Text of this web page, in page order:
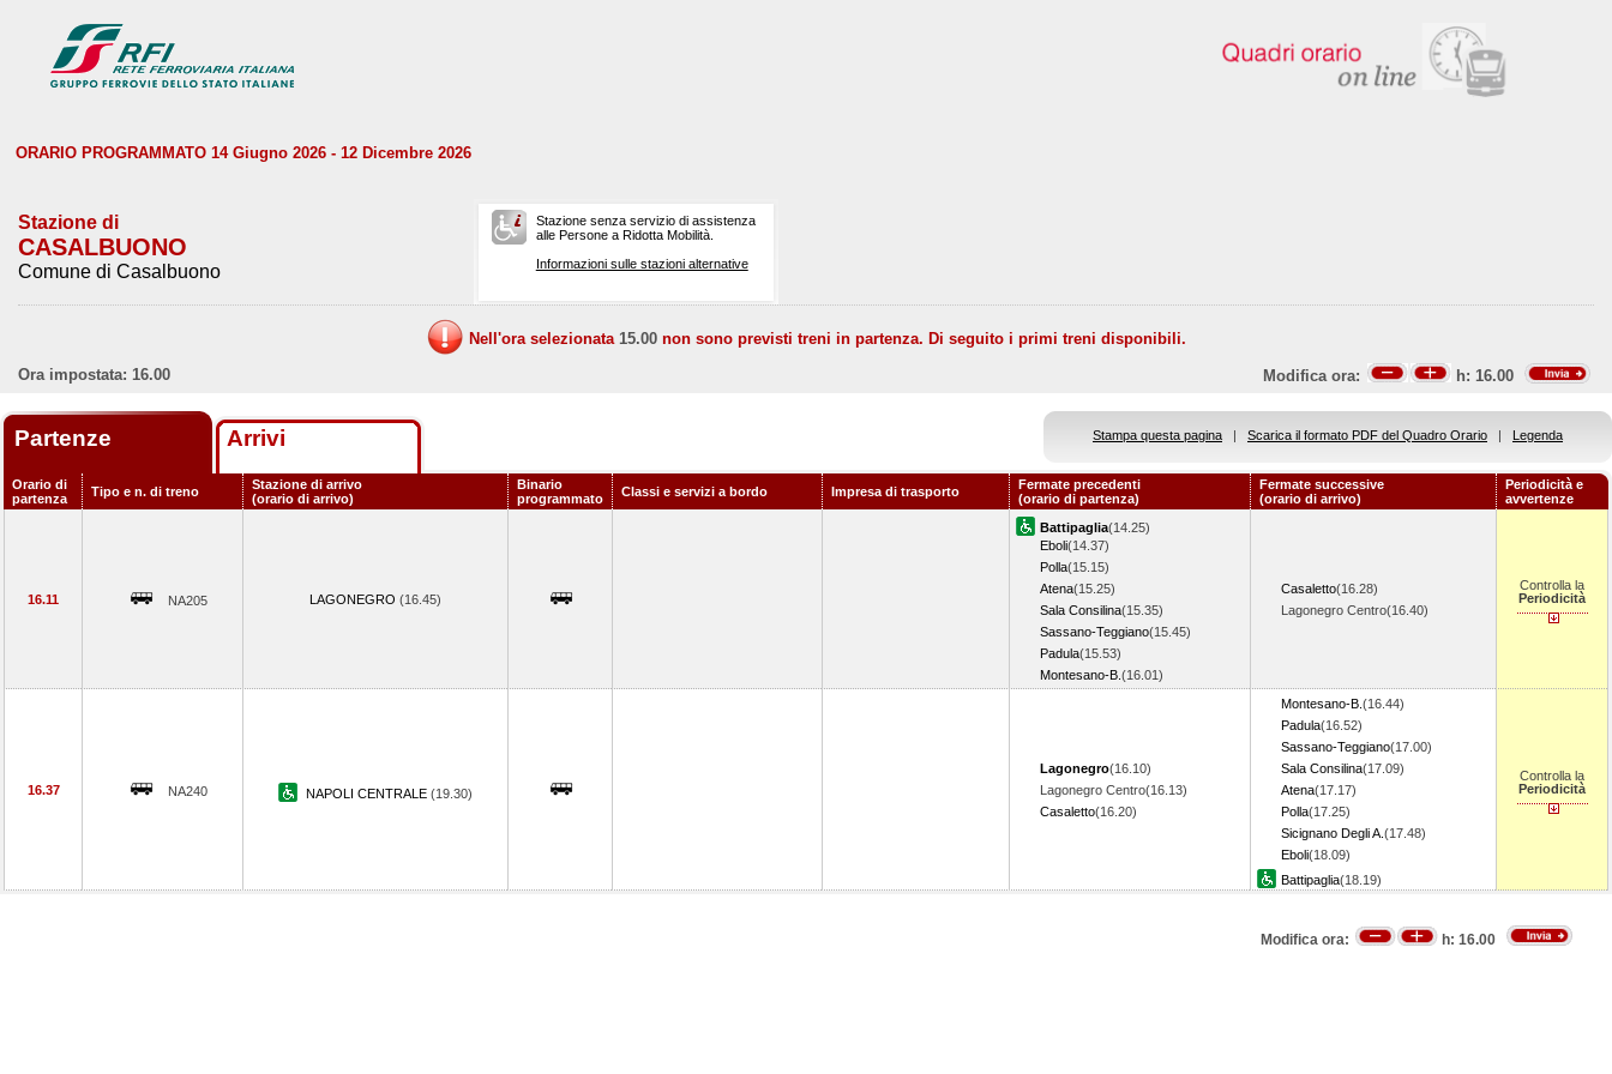
ORARIO PROGRAMMATO 14 Giugno 2026 - 12 Dicembre 2026
Stazione di
CASALBUONO
Comune di Casalbuono
Stazione senza servizio di assistenza
alle Persone a Ridotta Mobilità.
Informazioni sulle stazioni alternative
Nell'ora selezionata 15.00 non sono previsti treni in partenza. Di seguito i primi treni disponibili.
Ora impostata: 16.00
Modifica ora: h: 16.00
Partenze Arrivi Stampa questa pagina | Scarica il formato PDF del Quadro Orario | Legenda
Orario di
partenza
Tipo e n. di treno
Stazione di arrivo
(orario di arrivo)
Binario
programmato
Classi e servizi a bordo Impresa di trasporto
Fermate precedenti
(orario di partenza)
Fermate successive
(orario di arrivo)
Periodicità e
avvertenze
16.11 NA205 LAGONEGRO (16.45)
Battipaglia(14.25)
Eboli(14.37)
Polla(15.15)
Atena(15.25)
Sala Consilina(15.35)
Sassano-Teggiano(15.45)
Padula(15.53)
Montesano-B. (16.01)
Casaletto(16.28)
Lagonegro Centro(16.40)
Controlla la
Periodicità
16.37 NA240 NAPOLI CENTRALE (19.30)
Lagonegro(16.10)
Lagonegro Centro(16.13)
Casaletto(16.20)
Montesano-B. (16.44)
Padula(16.52)
Sassano-Teggiano(17.00)
Sala Consilina(17.09)
Atena(17.17)
Polla(17.25)
Sicignano Degli A. (17.48)
Eboli(18.09)
Battipaglia(18.19)
Controlla la
Periodicità
Modifica ora: h: 16.00